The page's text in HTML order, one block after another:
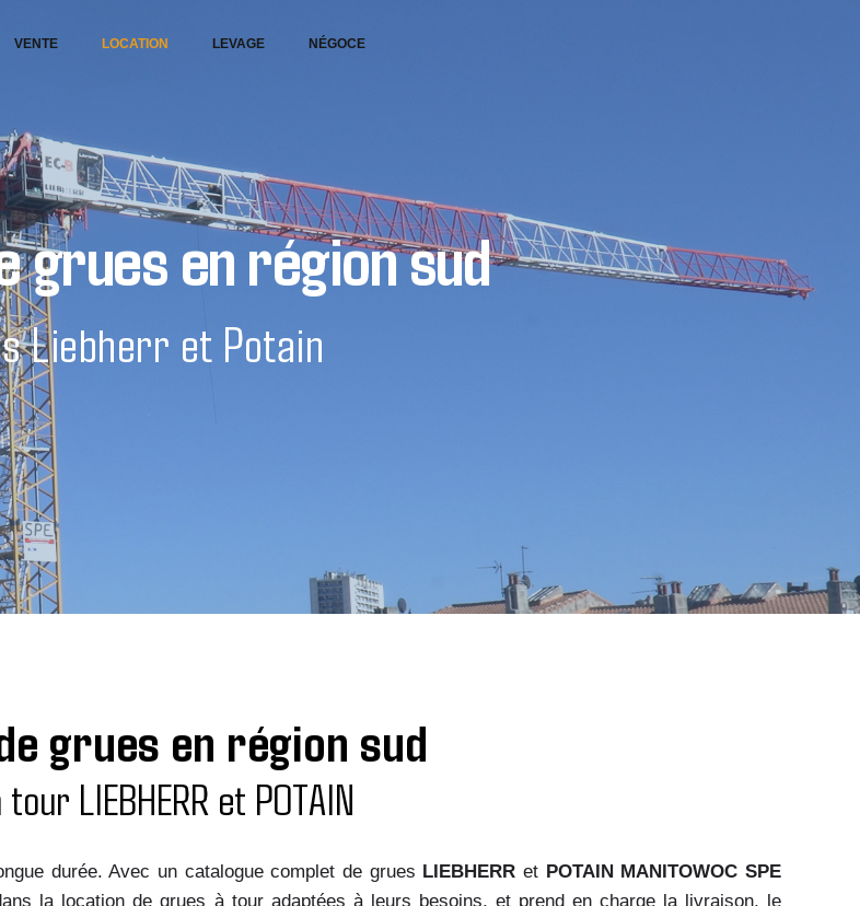
VENTE LOCATION LEVAGE NÉGOCE
grues en région sud
Liebherr et Potain
grues en région sud
LIEBHERR et POTAIN
durée. Avec un catalogue complet de grues LIEBHERR et POTAIN MANITOWOC SPE
la location de grues à tour adaptées à leurs besoins, et prend en charge la livraison, le